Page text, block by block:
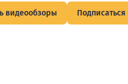
видеообзоры Подписаться